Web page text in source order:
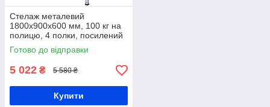
Стелаж металевий
1800х900х600 мм, 100 кг на
полицю, 4 полки, посилений
стелаж
Готово до відправки
5 022 ₴ 5 580 ₴
Купити